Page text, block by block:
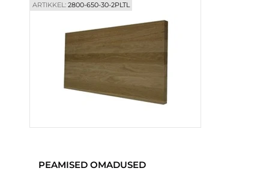
ARTIKKEL:2800-650-30-2PLTL
PEAMISED OMADUSED